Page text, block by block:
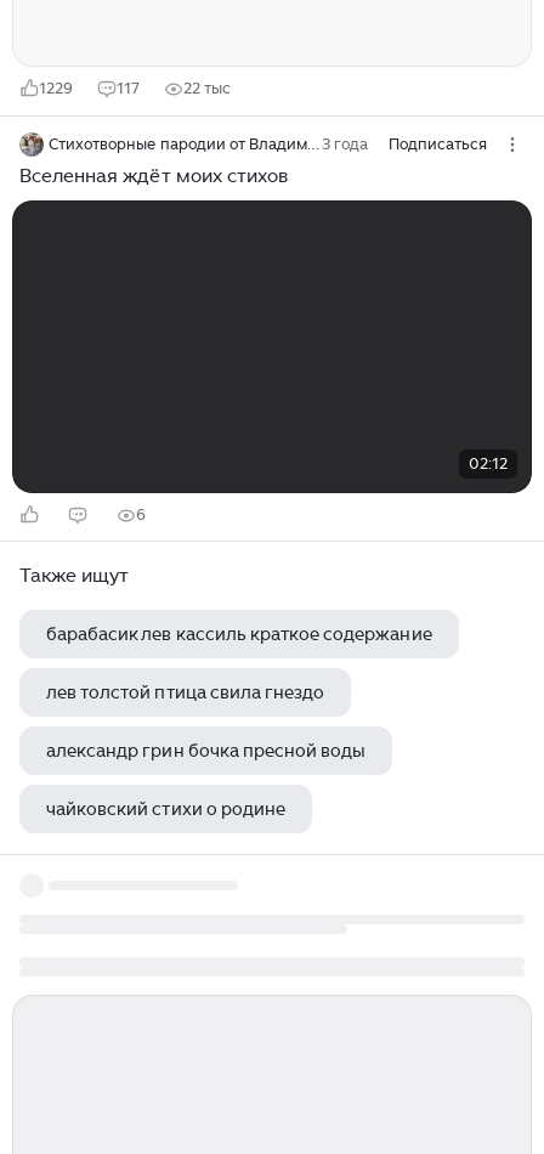
1229 117 22 тыс
Стихотворные пародии от Владимира Буева 3 года Подписаться
Вселенная ждёт моих стихов
02:12
6
Также ищут
барабасик лев кассиль краткое содержание
лев толстой птица свила гнездо
александр грин бочка пресной воды
чайковский стихи о родине